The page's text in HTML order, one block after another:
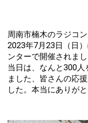
周南市楠木のラジコ
2023年7月23日（日
ンターで開催されまし
当日は、なんと300人
ました、皆さんの応
した。本当にありが